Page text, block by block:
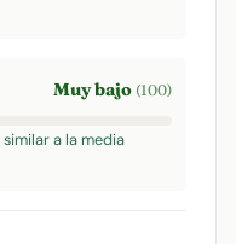
Muy bajo (100)
a la media